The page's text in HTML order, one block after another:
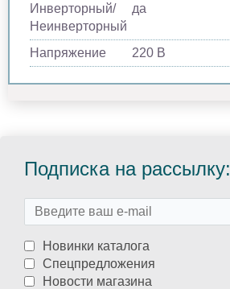
Инверторный/
Неинверторный
да
Напряжение 220 В
Подписка на рассылку:
Новинки каталога
Спецпредложения
Новости магазина